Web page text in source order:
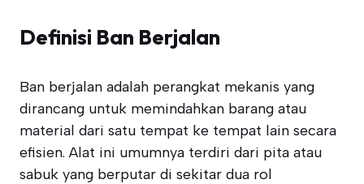
Definisi Ban Berjalan
Ban berjalan adalah perangkat mekanis yang
dirancang untuk memindahkan barang atau
material dari satu tempat ke tempat lain secara
efisien. Alat ini umumnya terdiri dari pita atau
sabuk yang berputar di sekitar dua rol